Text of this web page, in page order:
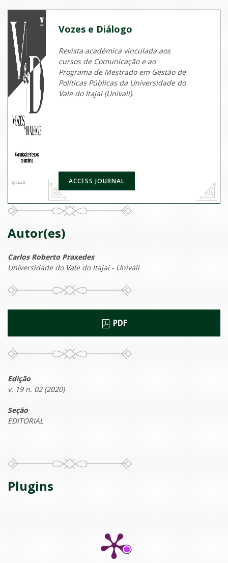
Vozes e Diálogo
Revista académica vinculada aos
cursos de Comunicação e ao
Programa de Mestrado em Gestão de
Políticas Públicas da Universidade do
Vale do Itajaí (Univali).
ACCESS JOURNAL
Autor(es)
Carlos Roberto Praxedes
Universidade do Vale do Itajaí - Univali
PDF
Edição
v. 19 n. 02 (2020)
Seção
EDITORIAL
Plugins